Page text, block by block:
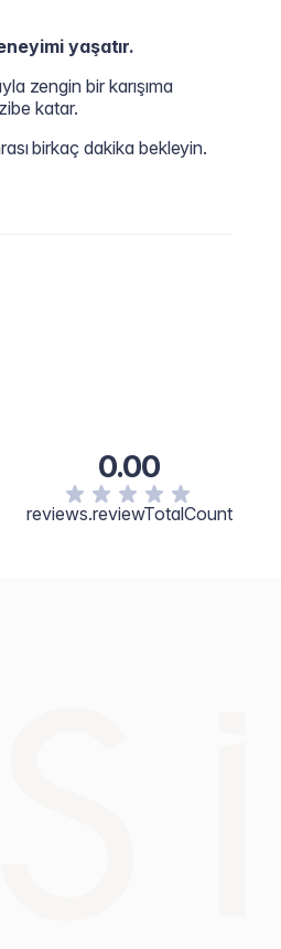
yaşatır.
zengin bir karışıma
katar.
birkaç dakika bekleyin.
0.00
reviews.reviewTotalCount